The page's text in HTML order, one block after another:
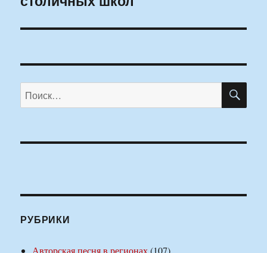
Искать:
РУБРИКИ
Авторская песня в регионах(107)